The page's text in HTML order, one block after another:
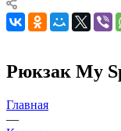
Рюкзак My
Главная
—